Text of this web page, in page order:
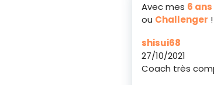
Avec mes 6 ans
ou Challenger !
shisui68
27/10/2021
Coach très